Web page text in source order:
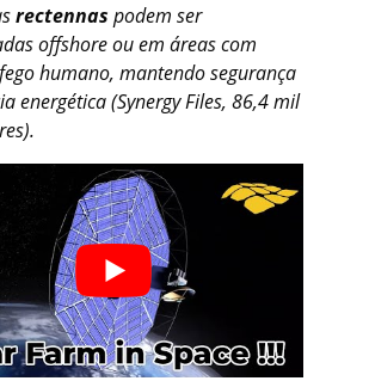
rectennas podem ser
offshore ou em áreas com
humano, mantendo segurança
energética (Synergy Files, 86,4 mil